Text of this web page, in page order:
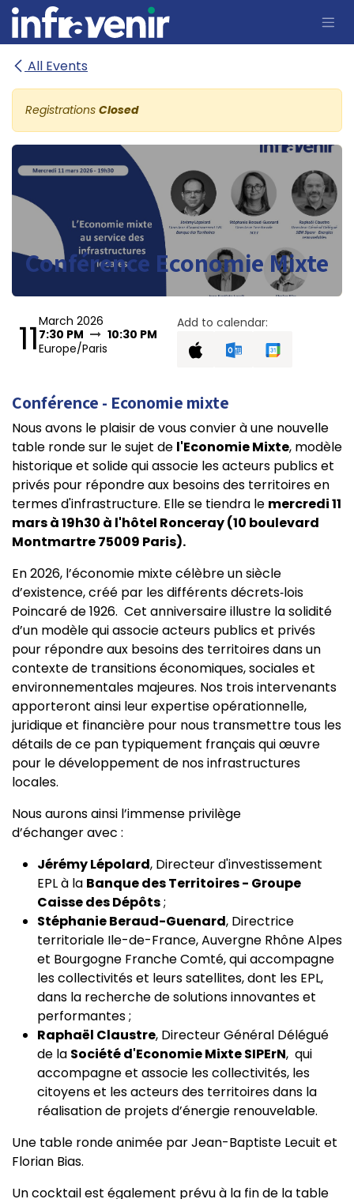
Skip to Content
All Events
Registrations Closed
Conférence Economie Mixte
11March 2026
7:30 PM
10:30 PM
Europe/Paris
Add to calendar:
Conférence - Economie mixte
Nous avons le plaisir de vous convier à une nouvelle
table ronde sur le sujet de l'Economie Mixte, modèle
historique et solide qui associe les acteurs publics et
privés pour répondre aux besoins des territoires en
termes d'infrastructure. Elle se tiendra le mercredi 11
mars à 19h30 à l'hôtel Ronceray (10 boulevard
Montmartre 75009 Paris).
En 2026, l’économie mixte célèbre un siècle
d’existence, créé par les différents décrets‑lois
Poincaré de 1926. Cet anniversaire illustre la solidité
d’un modèle qui associe acteurs publics et privés
pour répondre aux besoins des territoires dans un
contexte de transitions économiques, sociales et
environnementales majeures. Nos trois intervenants
apporteront ainsi leur expertise opérationnelle,
juridique et financière pour nous transmettre tous les
détails de ce pan typiquement français qui œuvre
pour le développement de nos infrastructures
locales.
Nous aurons ainsi l’immense privilège
d’échanger avec :
Jérémy Lépolard, Directeur d'investissement
EPL à la Banque des Territoires - Groupe
Caisse des Dépôts;
Stéphanie Beraud-Guenard, Directrice
territoriale Ile-de-France, Auvergne Rhône Alpes
et Bourgogne Franche Comté, qui accompagne
les collectivités et leurs satellites, dont les EPL,
dans la recherche de solutions innovantes et
performantes ;
Raphaël Claustre, Directeur Général Délégué
de la Société d'Economie Mixte SIPErN, qui
accompagne et associe les collectivités, les
citoyens et les acteurs des territoires dans la
réalisation de projets d’énergie renouvelable.
Une table ronde animée par Jean-Baptiste Lecuit et
Florian Bias.
Un cocktail est également prévu à la fin de la table